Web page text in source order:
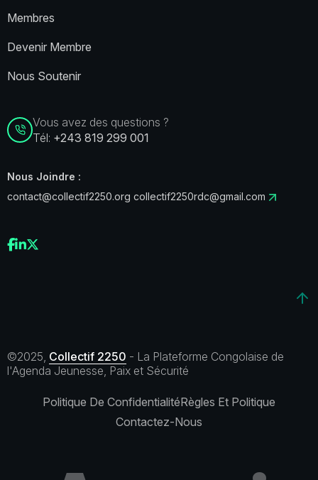
Membres
Devenir Membre
Nous Soutenir
Vous avez des questions ?
Tél: +243 819 299 001
Nous Joindre :
contact@collectif2250.org collectif2250rdc@gmail.com
©2025, Collectif 2250 - La Plateforme Congolaise de
l'Agenda Jeunesse, Paix et Sécurité
Politique De ConfidentialitéRègles Et Politique
Contactez-Nous